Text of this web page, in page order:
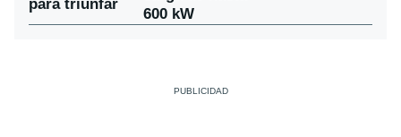
para triunfar
600 kW